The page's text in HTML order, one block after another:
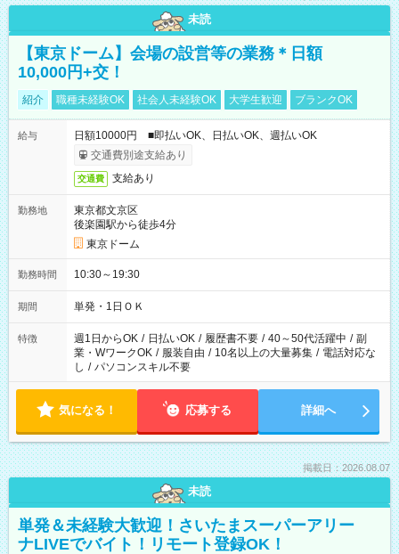
未読
【東京ドーム】会場の設営等の業務＊日額
10,000円+交！
紹介 職種未経験OK 社会人未経験OK 大学生歓迎 ブランクOK
給与
日額10000円 ■即払いOK、日払いOK、週払いOK
交通費別途支給あり
交通費 支給あり
勤務地
東京都文京区
後楽園駅から徒歩4分
東京ドーム
勤務時間 10:30～19:30
期間 単発・1日ＯＫ
特徴 週1日からOK / 日払いOK / 履歴書不要 / 40～50代活躍中 / 副
業・WワークOK / 服装自由 / 10名以上の大量募集 / 電話対応な
し / パソコンスキル不要
気になる！ 応募する 詳細へ
掲載日：2026.08.07
未読
単発＆未経験大歓迎！さいたまスーパーアリー
ナLIVEでバイト！リモート登録OK！